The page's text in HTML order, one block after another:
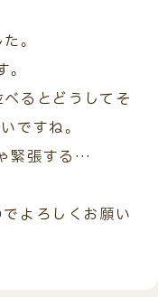
。
るとどうしてそ
ですね。
緊張する…
よろしくお願い